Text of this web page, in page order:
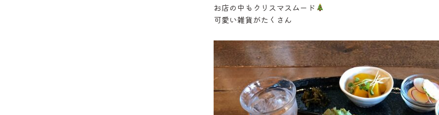
お店の中もクリスマスムード
可愛い雑貨がたくさん